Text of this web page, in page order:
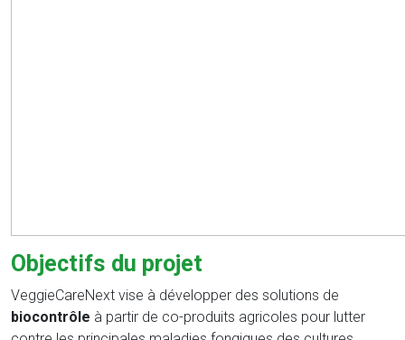
Objectifs du projet
VeggieCareNext vise à développer des solutions de
biocontrôle à partir de co-produits agricoles pour lutter